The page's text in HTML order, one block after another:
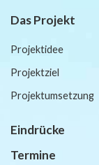
Das Projekt
Projektidee
Projektziel
Projektumsetzung
Eindrücke
Termine